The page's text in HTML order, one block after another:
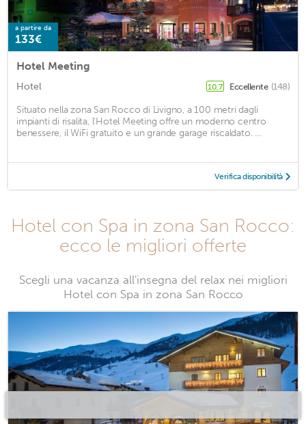
a partire da
133€
Hotel Meeting
Hotel 10,7 Eccellente (148)
Situato nella zona San Rocco di Livigno, a 100 metri dagli
impianti di risalita, l'Hotel Meeting offre un moderno centro
benessere, il WiFi gratuito e un grande garage riscaldato. ...
Verifica disponibilità
Hotel con Spa in zona San Rocco:
ecco le migliori offerte
Scegli una vacanza all'insegna del relax nei migliori
Hotel con Spa in zona San Rocco